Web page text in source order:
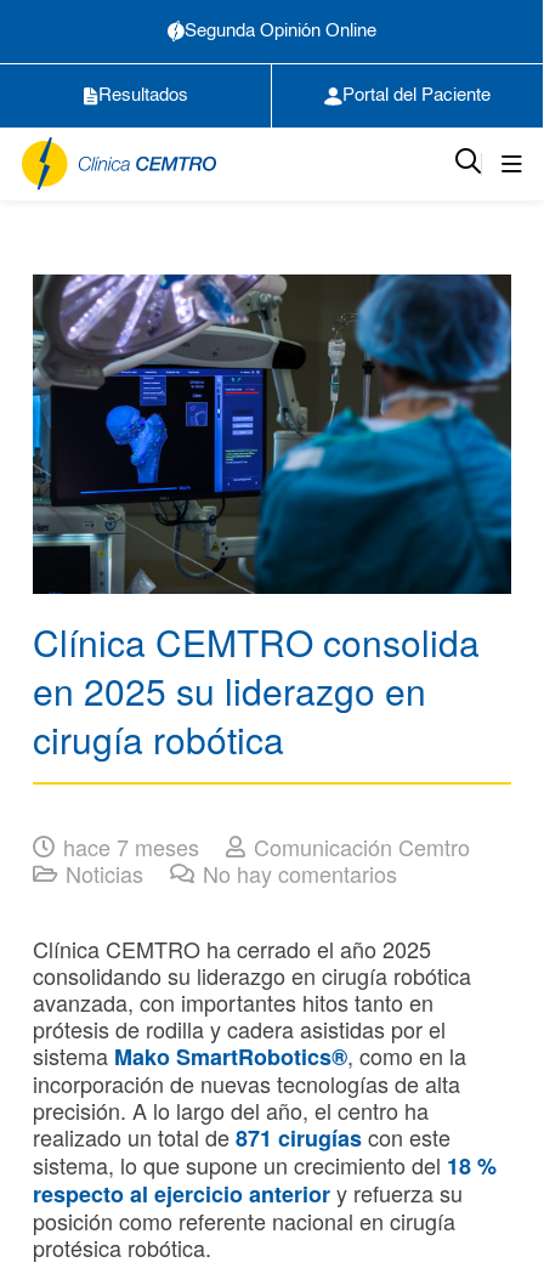
Segunda Opinión Online
Resultados Portal del Paciente
Clínica CEMTRO consolida
en 2025 su liderazgo en
cirugía robótica
hace 7 meses
Comunicación Cemtro
Noticias
No hay comentarios
Clínica CEMTRO ha cerrado el año 2025
consolidando su liderazgo en cirugía robótica
avanzada, con importantes hitos tanto en
prótesis de rodilla y cadera asistidas por el
sistema Mako SmartRobotics®, como en la
incorporación de nuevas tecnologías de alta
precisión. A lo largo del año, el centro ha
realizado un total de871 cirugíascon este
sistema, lo que supone un crecimiento del 18 %
respecto al ejercicio anteriory refuerza su
posición como referente nacional en cirugía
protésica robótica.